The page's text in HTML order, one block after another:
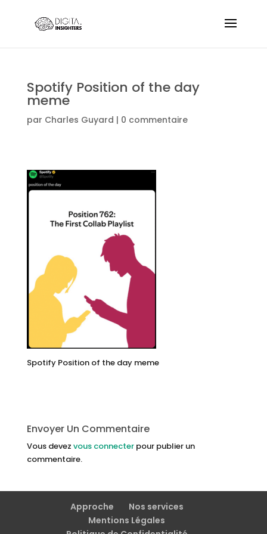
Spotify Position of the day
meme
par Charles Guyard | 0 commentaire
Spotify Position of the day meme
Envoyer Un Commentaire
Vous devez vous connecterpour publier un
commentaire.
Approche
Nos services
Mentions Légales